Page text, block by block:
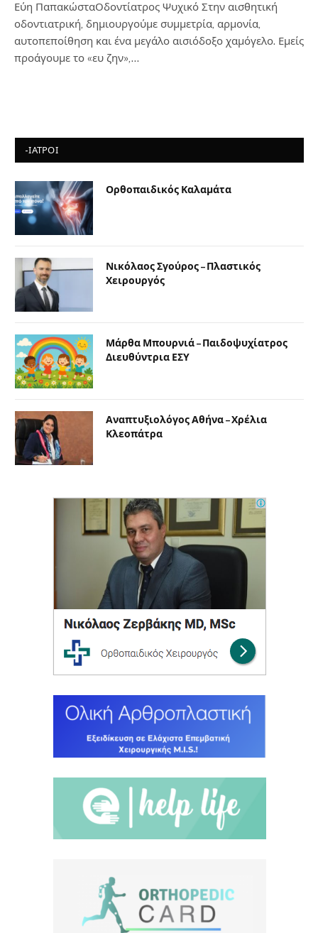
Εύη ΠαπακώσταΟδοντίατρος Ψυχικό Στην αισθητική
οδοντιατρική, δημιουργούμε συμμετρία, αρμονία,
αυτοπεποίθηση και ένα μεγάλο αισιόδοξο χαμόγελο. Εμείς
προάγουμε το «ευ ζην»,…
-ΙΑΤΡΟΙ
Ορθοπαιδικός Καλαμάτα
Νικόλαος Σγούρος – Πλαστικός
Χειρουργός
Μάρθα Μπουρνιά – Παιδοψυχίατρος
Διευθύντρια ΕΣΥ
Αναπτυξιολόγος Αθήνα – Χρέλια
Κλεοπάτρα